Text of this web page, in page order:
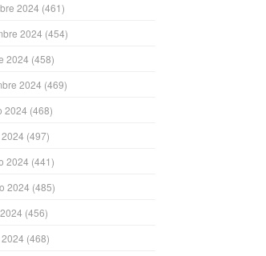
2024 (461)
2024 (454)
2024 (458)
2024 (469)
2024 (468)
(497)
2024 (441)
2024 (485)
(456)
(468)